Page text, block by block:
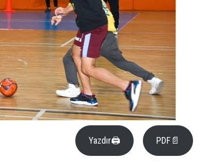
Yazdır🖨 PDF📄